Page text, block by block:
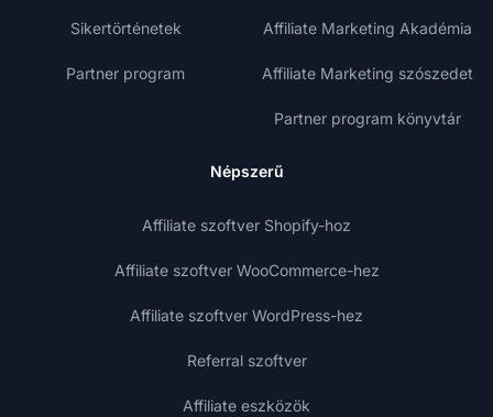
Sikertörténetek
Partner program
Affiliate Marketing Akadémia
Affiliate Marketing szószedet
Partner program könyvtár
Népszerű
Affiliate szoftver Shopify-hoz
Affiliate szoftver WooCommerce-hez
Affiliate szoftver WordPress-hez
Referral szoftver
Affiliate eszközök